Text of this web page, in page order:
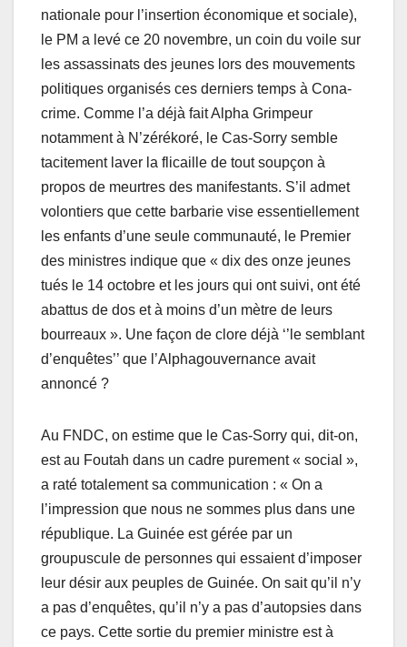
nationale pour l’insertion économique et sociale),
le PM a levé ce 20 novembre, un coin du voile sur
les assassinats des jeunes lors des mouvements
politiques organisés ces derniers temps à Cona-
crime. Comme l’a déjà fait Alpha Grimpeur
notamment à N’zérékoré, le Cas-Sorry semble
tacitement laver la flicaille de tout soupçon à
propos de meurtres des manifestants. S’il admet
volontiers que cette barbarie vise essentiellement
les enfants d’une seule communauté, le Premier
des ministres indique que « dix des onze jeunes
tués le 14 octobre et les jours qui ont suivi, ont été
abattus de dos et à moins d’un mètre de leurs
bourreaux ». Une façon de clore déjà ‘’le semblant
d’enquêtes’’ que l’Alphagouvernance avait
annoncé ?
Au FNDC, on estime que le Cas-Sorry qui, dit-on,
est au Foutah dans un cadre purement « social »,
a raté totalement sa communication : « On a
l’impression que nous ne sommes plus dans une
république. La Guinée est gérée par un
groupuscule de personnes qui essaient d’imposer
leur désir aux peuples de Guinée. On sait qu’il n’y
a pas d’enquêtes, qu’il n’y a pas d’autopsies dans
ce pays. Cette sortie du premier ministre est à